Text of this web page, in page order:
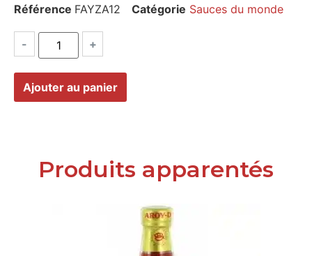
Référence FAYZA12 Catégorie Sauces du monde
- +
Ajouter au panier
Produits apparentés